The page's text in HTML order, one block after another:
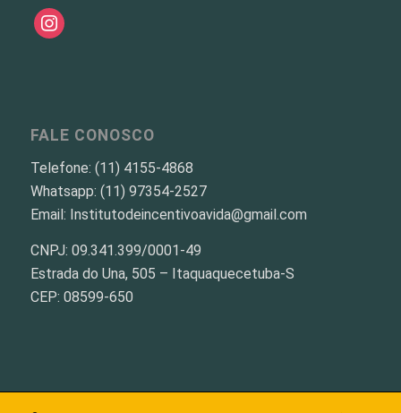
instagram
FALE CONOSCO
Telefone: (11) 4155-4868
Whatsapp: (11) 97354-2527
Email: Institutodeincentivoavida@gmail.com
CNPJ: 09.341.399/0001-49
Estrada do Una, 505 – Itaquaquecetuba-S
CEP: 08599-650